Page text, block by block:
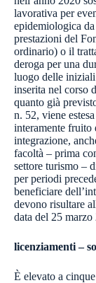
lavorativa per
epidemiologica
prestazioni del
ordinario) o il
deroga per una
luogo delle
inserita nel corso
quanto già
n. 52, viene
interamente fruito
integrazione,
facoltà – prima
settore turismo –
per periodi
beneficiare
devono risultare
data del 25 marzo
licenziamenti –
È elevato a